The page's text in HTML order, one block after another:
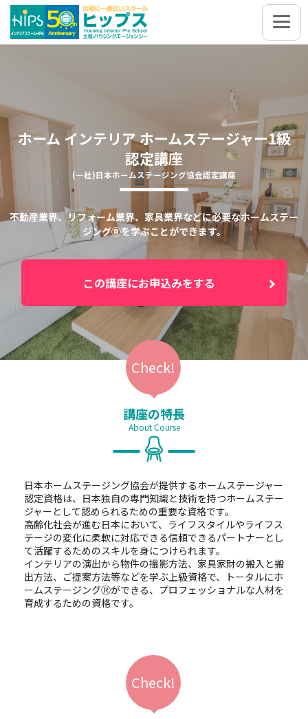
ホーム インテリア ホームステージャー1級
認定講座
(一社)日本ホームステージング協会認定講座
不動産業界、リフォーム業界、家具業界などに必要なホームステー
ジングⓇを学ぶことができます。
この講座にお申込みをする
講座の特長
About Course
日本ホームステージング協会が提供するホームステージャー
認定資格は、日本独自の専門知識と技術を持つホームステー
ジャーとして認められるための重要な資格です。
高齢化社会が進む日本において、ライフスタイルやライフス
テージの変化に柔軟に対応できる信頼できるパートナーとし
て活躍するためのスキルを身につけられます。
インテリアの演出から物件の撮影方法、家具家財の搬入と搬
出方法、ご提案方法等などを学ぶ上級資格で、トータルにホ
ームステージングⓇができる、プロフェッショナルな人材を
育成するための資格です。